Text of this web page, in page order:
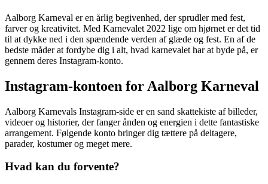
Aalborg Karneval er en årlig begivenhed, der sprudler med fest,
farver og kreativitet. Med Karnevalet 2022 lige om hjørnet er det tid
til at dykke ned i den spændende verden af glæde og fest. En af de
bedste måder at fordybe dig i alt, hvad karnevalet har at byde på, er
gennem deres Instagram-konto.
Instagram-kontoen for Aalborg Karneval
Aalborg Karnevals Instagram-side er en sand skattekiste af billeder,
videoer og historier, der fanger ånden og energien i dette fantastiske
arrangement. Følgende konto bringer dig tættere på deltagere,
parader, kostumer og meget mere.
Hvad kan du forvente?